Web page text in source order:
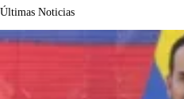
Últimas Noticias